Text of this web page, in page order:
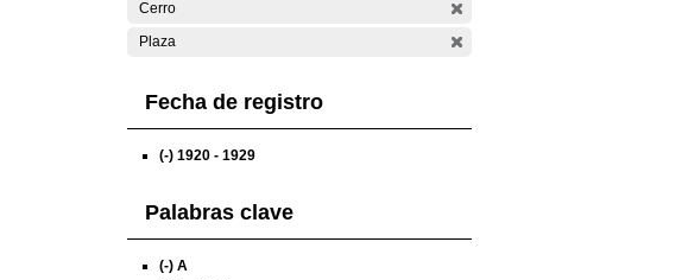
Cerro
Plaza
Fecha de registro
(-) 1920 - 1929
Palabras clave
(-) A